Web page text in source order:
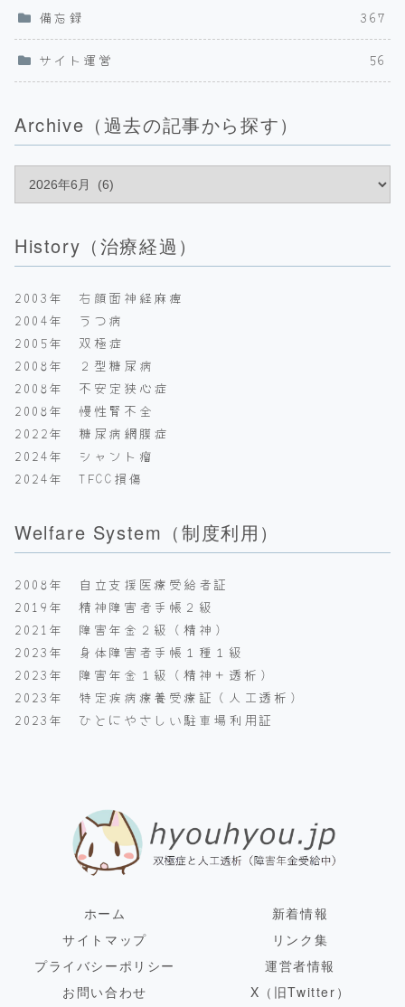
備忘録 367
サイト運営 56
Archive（過去の記事から探す）
History（治療経過）
2003年 右顔面神経麻痺
2004年 うつ病
2005年 双極症
2008年 ２型糖尿病
2008年 不安定狭心症
2008年 慢性腎不全
2022年 糖尿病網膜症
2024年 シャント瘤
2024年 TFCC損傷
Welfare System（制度利用）
2008年 自立支援医療受給者証
2019年 精神障害者手帳２級
2021年 障害年金２級（精神）
2023年 身体障害者手帳１種１級
2023年 障害年金１級（精神＋透析）
2023年 特定疾病療養受療証（人工透析）
2023年 ひとにやさしい駐車場利用証
ホーム
新着情報
サイトマップ
リンク集
プライバシーポリシー
運営者情報
お問い合わせ
X（旧Twitter）